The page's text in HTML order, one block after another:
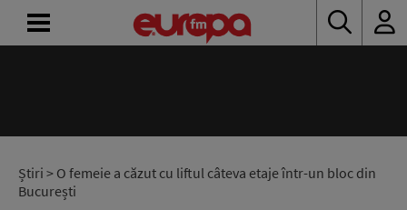
Știri > O femeie a căzut cu liftul câteva etaje într-un bloc din
București
RADIO